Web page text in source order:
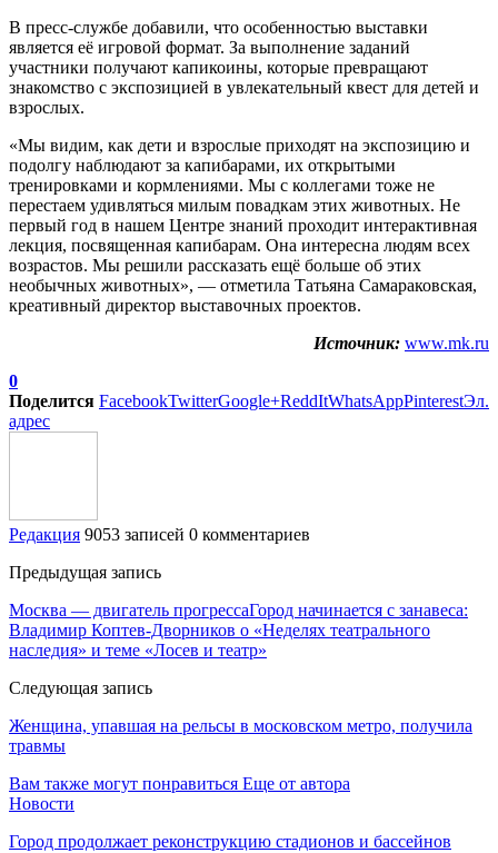
В пресс-службе добавили, что особенностью выставки
является её игровой формат. За выполнение заданий
участники получают капикоины, которые превращают
знакомство с экспозицией в увлекательный квест для детей и
взрослых.
«Мы видим, как дети и взрослые приходят на экспозицию и
подолгу наблюдают за капибарами, их открытыми
тренировками и кормлениями. Мы с коллегами тоже не
перестаем удивляться милым повадкам этих животных. Не
первый год в нашем Центре знаний проходит интерактивная
лекция, посвященная капибарам. Она интересна людям всех
возрастов. Мы решили рассказать ещё больше об этих
необычных животных», — отметила Татьяна Самараковская,
креативный директор выставочных проектов.
Источник: www.mk.ru
0
Поделится FacebookTwitterGoogle+ReddItWhatsAppPinterestЭл.
адрес
Редакция 9053 записей 0 комментариев
Предыдущая запись
Москва — двигатель прогрессаГород начинается с занавеса:
Владимир Коптев-Дворников о «Неделях театрального
наследия» и теме «Лосев и театр»
Следующая запись
Женщина, упавшая на рельсы в московском метро, получила
травмы
Вам также могут понравиться Еще от автора
Новости
Город продолжает реконструкцию стадионов и бассейнов